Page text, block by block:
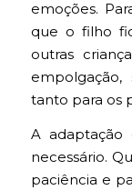
emoções.
que o filho
outras
tanto para os
A
necessário.
paciência e